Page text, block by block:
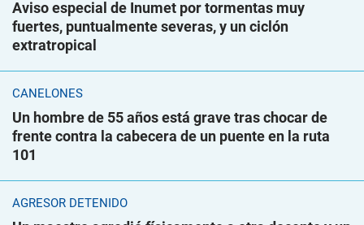
Aviso especial de Inumet por tormentas muy
fuertes, puntualmente severas, y un ciclón
extratropical
CANELONES
Un hombre de 55 años está grave tras chocar de
frente contra la cabecera de un puente en la ruta
101
AGRESOR DETENIDO